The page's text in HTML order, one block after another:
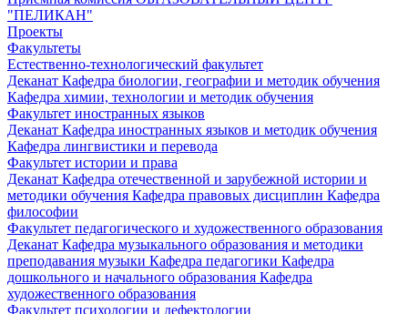
"ПЕЛИКАН"
Проекты
Факультеты
Естественно-технологический факультет
Деканат Кафедра биологии, географии и методик обучения
Кафедра химии, технологии и методик обучения
Факультет иностранных языков
Деканат Кафедра иностранных языков и методик обучения
Кафедра лингвистики и перевода
Факультет истории и права
Деканат Кафедра отечественной и зарубежной истории и
методики обучения Кафедра правовых дисциплин Кафедра
философии
Факультет педагогического и художественного образования
Деканат Кафедра музыкального образования и методики
преподавания музыки Кафедра педагогики Кафедра
дошкольного и начального образования Кафедра
художественного образования
Факультет психологии и дефектологии